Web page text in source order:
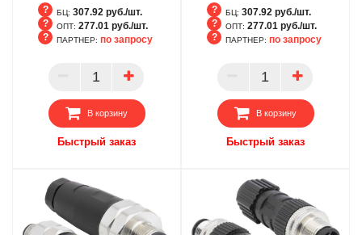
БЦ: 307.92 руб./шт.
ОПТ: 277.01 руб./шт.
ПАРТНЕР
ПАРТНЕР: по запросу
В корзину
Быстрый заказ
БЦ: 307.92 руб./шт.
ОПТ: 277.01 руб./шт.
ПАРТНЕР
ПАРТНЕР: по запросу
В корзину
Быстрый заказ